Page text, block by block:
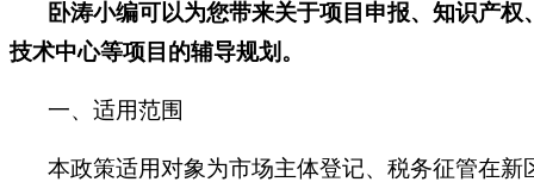
卧涛小编可以为您带来关于项目申报、知识产
技术中心等项目的辅导规划。
一、适用范围
本政策适用对象为市场主体登记、税务征管在